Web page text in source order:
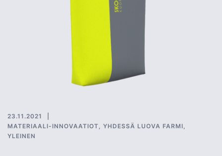
23.11.2021
MATERIAALI-INNOVAATIOT
YHDESSÄ LUOVA FARMI
YLEINEN